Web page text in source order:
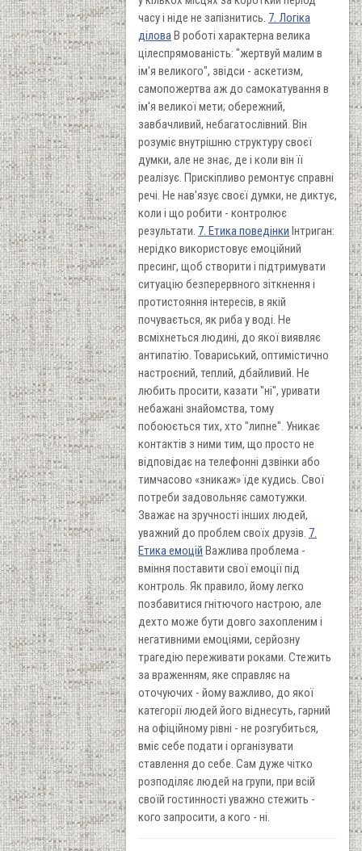
часу і ніде не запізнитись. 7. Логіка
діловаВ роботі характерна велика
цілеспрямованість: "жертвуй малим в
ім'я великого", звідси - аскетизм,
самопожертва аж до самокатування в
ім'я великої мети; обережний,
завбачливий, небагатослівний. Він
розуміє внутрішню структуру своєї
думки, але не знає, де і коли він її
реалізує. Прискіпливо ремонтує справні
речі. Не нав'язує своєї думки, не диктує,
коли і що робити - контролює
результати. 7. Етика поведінки Інтриган:
нерідко використовує емоційний
пресинг, щоб створити і підтримувати
ситуацію безперервного зіткнення і
протистояння інтересів, в якій
почувається, як риба у воді. Не
всміхнеться людині, до якої виявляє
антипатію. Товариський, оптимістично
настроєний, теплий, дбайливий. Не
любить просити, казати "ні", уривати
небажані знайомства, тому
побоюється тих, хто "липне". Уникає
контактів з ними тим, що просто не
відповідає на телефонні дзвінки або
тимчасово «зникаж» їде кудись. Свої
потреби задовольняє самотужки.
Зважає на зручності інших людей,
уважний до проблем своїх друзів. 7.
Етика емоцій Важлива проблема -
вміння поставити свої емоції під
контроль. Як правило, йому легко
позбавитися гнітючого настрою, але
дехто може бути довго захопленим і
негативними емоціями, серйозну
трагедію переживати роками. Стежить
за враженням, яке справляє на
оточуючих - йому важливо, до якої
категорії людей його віднесуть, гарний
на офіційному рівні - не розгубиться,
вміє себе подати і організувати
ставлення до себе. Сам дуже чітко
розподіляє людей на групи, при всій
своїй гостинності уважно стежить -
кого запросити, а кого - ні.